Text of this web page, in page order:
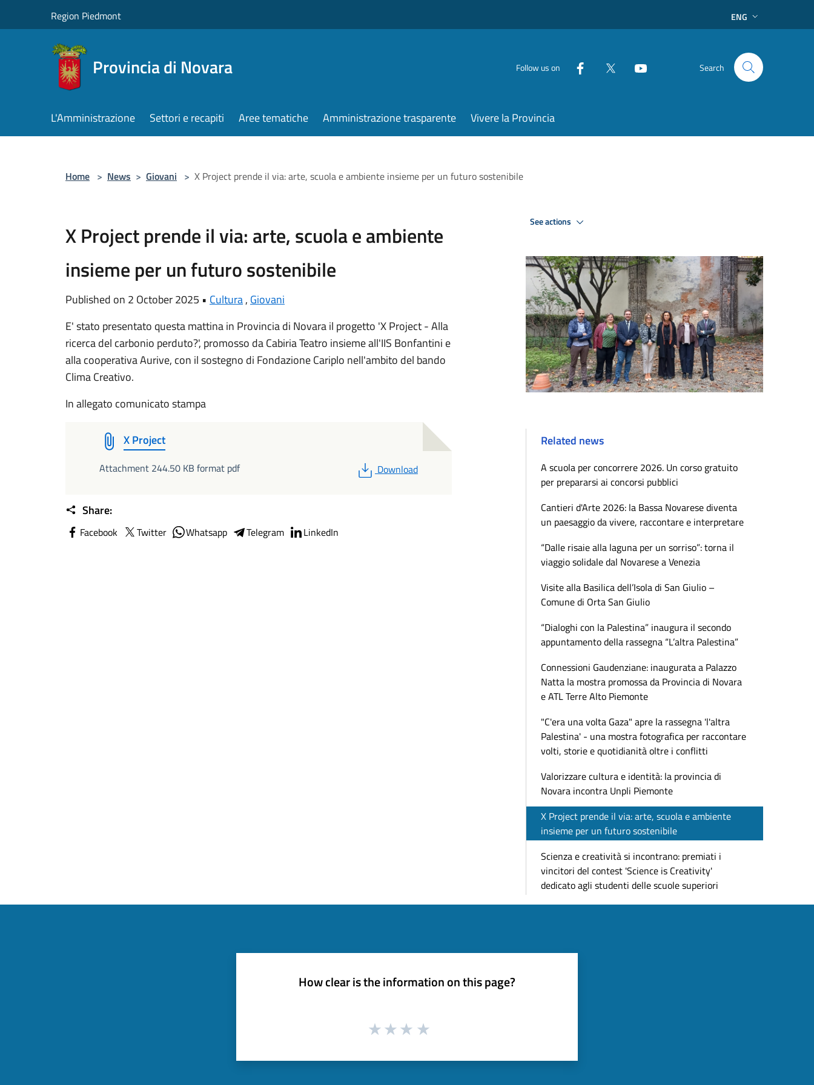
Region Piedmont ENG
Provincia di Novara Follow us on Search
L'Amministrazione Settori e recapiti Aree tematiche Amministrazione trasparente Vivere la Provincia
Home > News > Giovani > X Project prende il via: arte, scuola e ambiente insieme per un futuro sostenibile
X Project prende il via: arte, scuola e ambiente
insieme per un futuro sostenibile
Published on 2 October 2025 • Cultura, Giovani
E' stato presentato questa mattina in Provincia di Novara il progetto 'X Project - Alla
ricerca del carbonio perduto?', promosso da Cabiria Teatro insieme all'IIS Bonfantini e
alla cooperativa Aurive, con il sostegno di Fondazione Cariplo nell'ambito del bando
Clima Creativo.
In allegato comunicato stampa
X Project
Attachment 244.50 KB format pdf PDF
Download
Share:
Facebook Twitter Whatsapp Telegram LinkedIn
See actions
Related news
A scuola per concorrere 2026. Un corso gratuito
per prepararsi ai concorsi pubblici
Cantieri d'Arte 2026: la Bassa Novarese diventa
un paesaggio da vivere, raccontare e interpretare
“Dalle risaie alla laguna per un sorriso”: torna il
viaggio solidale dal Novarese a Venezia
Visite alla Basilica dell’Isola di San Giulio –
Comune di Orta San Giulio
“Dialoghi con la Palestina” inaugura il secondo
appuntamento della rassegna “L’altra Palestina”
Connessioni Gaudenziane: inaugurata a Palazzo
Natta la mostra promossa da Provincia di Novara
e ATL Terre Alto Piemonte
"C'era una volta Gaza" apre la rassegna 'l'altra
Palestina' - una mostra fotografica per raccontare
volti, storie e quotidianità oltre i conflitti
Valorizzare cultura e identità: la provincia di
Novara incontra Unpli Piemonte
X Project prende il via: arte, scuola e ambiente
insieme per un futuro sostenibile
Scienza e creatività si incontrano: premiati i
vincitori del contest 'Science is Creativity'
dedicato agli studenti delle scuole superiori
How clear is the information on this page?